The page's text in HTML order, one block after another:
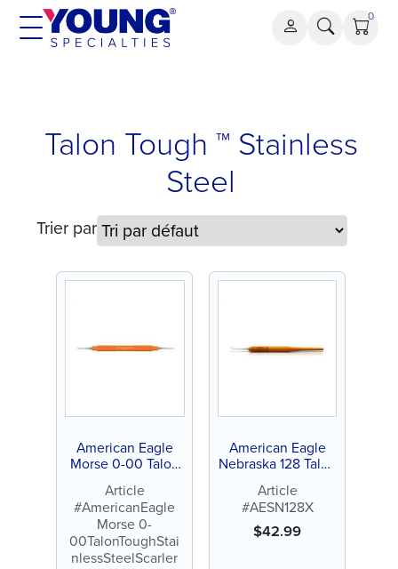
Aller
0
Tough
Steel
Talon Tough ™ Stainless
Steel
Trier par
American Eagle
Morse 0-00 Talon
inoxydable
résistant™
Article
#AmericanEagle
Morse 0-
00TalonToughStai
nlessSteelScarler
American Eagle
Nebraska 128 Talon
à une extrémité en
acier inoxydable
Article
#AESN128X
$42.99